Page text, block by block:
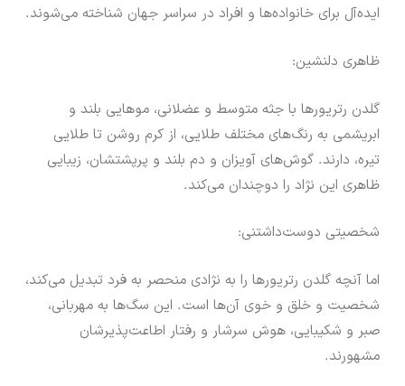
ایده‌آل برای خانواده‌ها و افراد در سراسر جهان شناخته می‌شوند.
ظاهری دلنشین:
گلدن رتریورها با جثه متوسط و عضلانی، موهایی بلند و
ابریشمی به رنگ‌های مختلف طلایی، از کرم روشن تا طلایی
تیره، دارند. گوش‌های آویزان و دم بلند و پرپشتشان، زیبایی
ظاهری این نژاد را دوچندان می‌کند.
شخصیتی دوست‌داشتنی:
اما آنچه گلدن رتریورها را به نژادی منحصر به فرد تبدیل می‌کند،
شخصیت و خلق و خوی آن‌ها است. این سگ‌ها به مهربانی،
صبر و شکیبایی، هوش سرشار و رفتار اطاعت‌پذیرشان
مشهورند.